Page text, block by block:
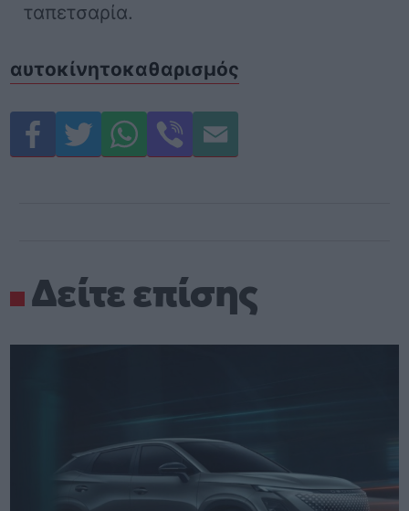
ταπετσαρία.
αυτοκίνητοκαθαρισμός
Δείτε επίσης